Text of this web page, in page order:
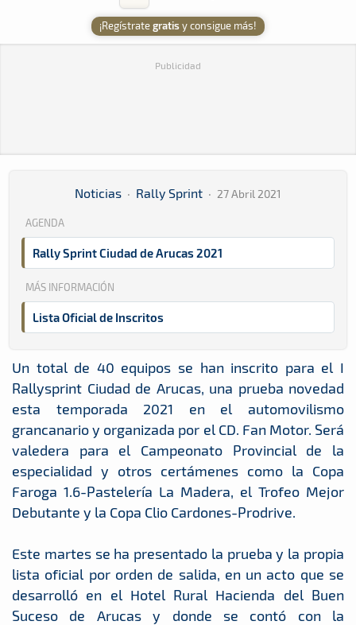
¡Regístrategratis y consigue más!
Publicidad
Noticias · Rally Sprint · 27 Abril 2021
AGENDA
Rally Sprint Ciudad de Arucas 2021
MÁS INFORMACIÓN
Lista Oficial de Inscritos
Un total de 40 equipos se han inscrito para el I
Rallysprint Ciudad de Arucas, una prueba novedad
esta temporada 2021 en el automovilismo
grancanario y organizada por el CD. Fan Motor. Será
valedera para el Campeonato Provincial de la
especialidad y otros certámenes como la Copa
Faroga 1.6-Pastelería La Madera, el Trofeo Mejor
Debutante y la Copa Clio Cardones-Prodrive.
Este martes se ha presentado la prueba y la propia
lista oficial por orden de salida, en un acto que se
desarrolló en el Hotel Rural Hacienda del Buen
Suceso de Arucas y donde se contó con la